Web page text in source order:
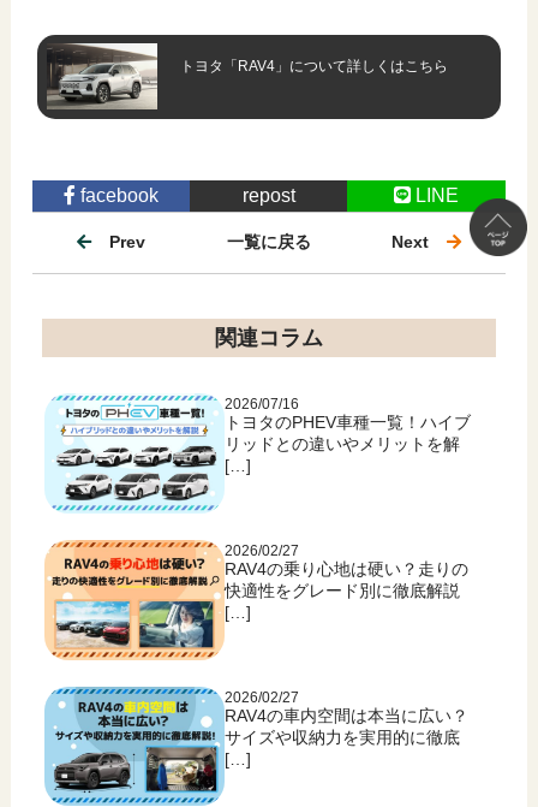
トヨタ「RAV4」について詳しくはこちら
facebook repost LINE
Prev 一覧に戻る Next
関連コラム
2026/07/16
トヨタのPHEV車種一覧！ハイブ
リッドとの違いやメリットを解
[…]
2026/02/27
RAV4の乗り心地は硬い？走りの
快適性をグレード別に徹底解説
[…]
2026/02/27
RAV4の車内空間は本当に広い？
サイズや収納力を実用的に徹底
[…]